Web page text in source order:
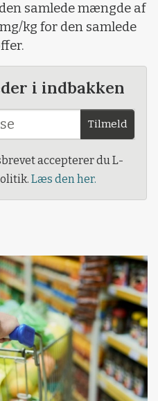
samlede mængde af
kg for den samlede
i indbakken
Tilmeld
accepterer du L-
Læs den her.